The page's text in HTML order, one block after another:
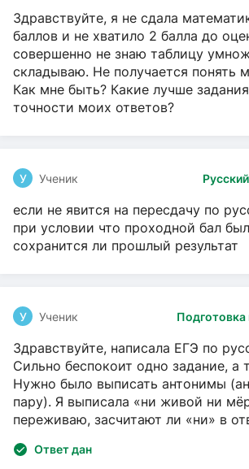
Здравствуйте, я не сдала
баллов и не хватило 2 балла до
совершенно не знаю таблицу
складываю. Не получается понять
Как мне быть? Какие лучше
точности моих ответов?
У Ученик
если не явится на пересдачу по
при условии что проходной бал
сохранится ли прошлый результат
Подготовка
У Ученик
Здравствуйте, написала ЕГЭ по
Сильно беспокоит одно задание, а
Нужно было выписать антонимы
пару). Я выписала «ни живой ни
переживаю, засчитают ли «ни» в
Ответ дан